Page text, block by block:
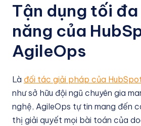
Tận dụng tối
năng của
AgileOps
Là đối tác giải pháp của
như sở hữu đội ngũ chuyên gia
nghệ, AgileOps tự tin mang đến
thị giải quyết mọi bài toán của